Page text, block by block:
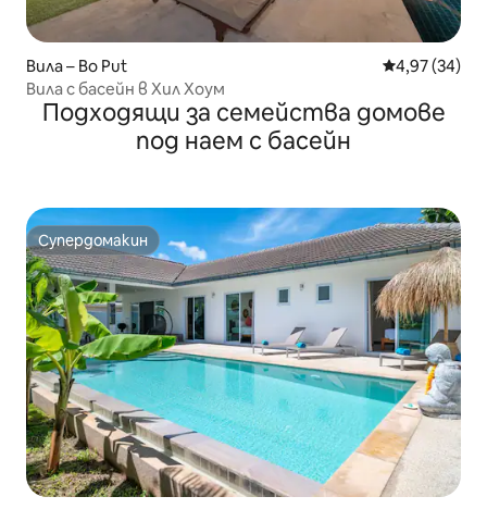
Вила – Bo Put Средна
4,97 (34)
Вила с басейн в Хил Хоум
Подходящи за семейства домове
под наем с басейн
Супердомакин
Супердомакин